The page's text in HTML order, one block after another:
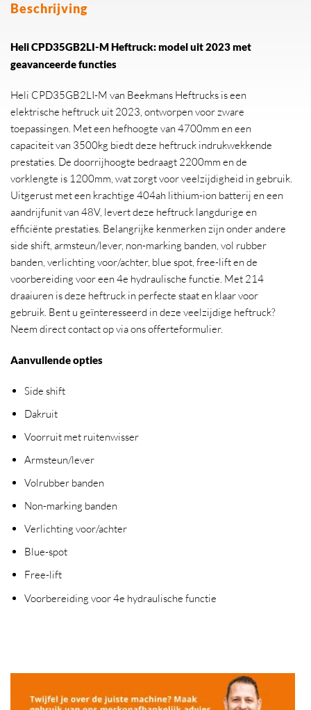
Beschrijving
Heli CPD35GB2LI-M Heftruck: model uit 2023 met
geavanceerde functies
Heli CPD35GB2LI-M van Beekmans Heftrucks is een
elektrische heftruck uit 2023, ontworpen voor zware
toepassingen. Met een hefhoogte van 4700mm en een
capaciteit van 3500kg biedt deze heftruck indrukwekkende
prestaties. De doorrijhoogte bedraagt 2200mm en de
vorklengte is 1200mm, wat zorgt voor veelzijdigheid in gebruik.
Uitgerust met een krachtige 404ah lithium-ion batterij en een
aandrijfunit van 48V, levert deze heftruck langdurige en
efficiënte prestaties. Belangrijke kenmerken zijn onder andere
side shift, armsteun/lever, non-marking banden, vol rubber
banden, verlichting voor/achter, blue spot, free-lift en de
voorbereiding voor een 4e hydraulische functie. Met 214
draaiuren is deze heftruck in perfecte staat en klaar voor
gebruik. Bent u geïnteresseerd in deze veelzijdige heftruck?
Neem direct contact op via ons offerteformulier.
Aanvullende opties
Side shift
Dakruit
Voorruit met ruitenwisser
Armsteun/lever
Volrubber banden
Non-marking banden
Verlichting voor/achter
Blue-spot
Free-lift
Voorbereiding voor 4e hydraulische functie